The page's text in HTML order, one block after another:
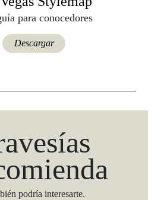
para conocedores
Descargar
podría interesarte.